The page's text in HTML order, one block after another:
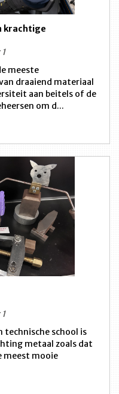
krachtige
meeste
draaiend materiaal
aan beitels of de
om d...
technische school is
metaal zoals dat
meest mooie